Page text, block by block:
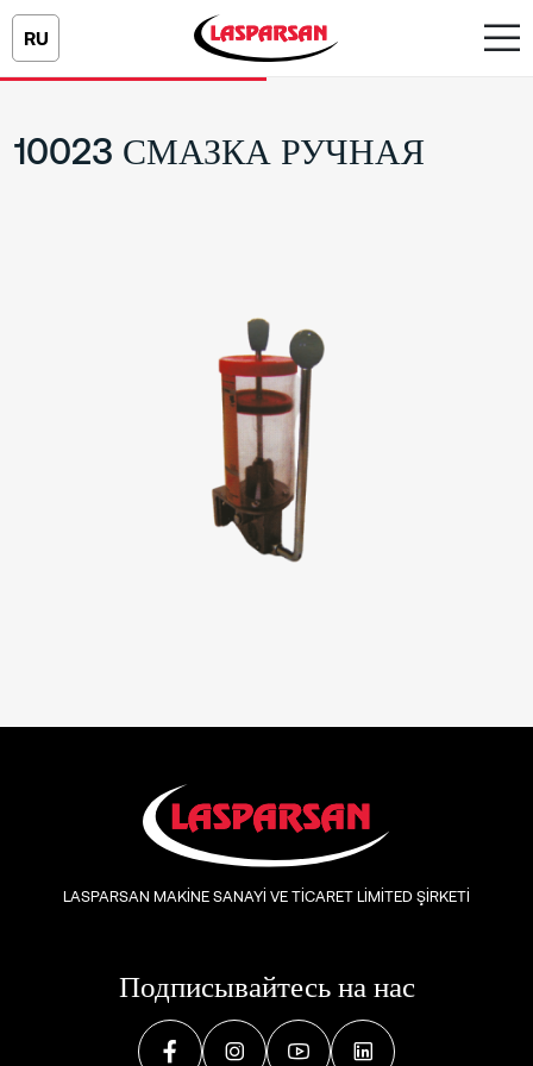
RU
10023 СМАЗКА РУЧНАЯ
Подписывайтесь на нас
LASPARSAN MAKİNE SANAYİ VE TİCARET LİMİTED ŞİRKETİ